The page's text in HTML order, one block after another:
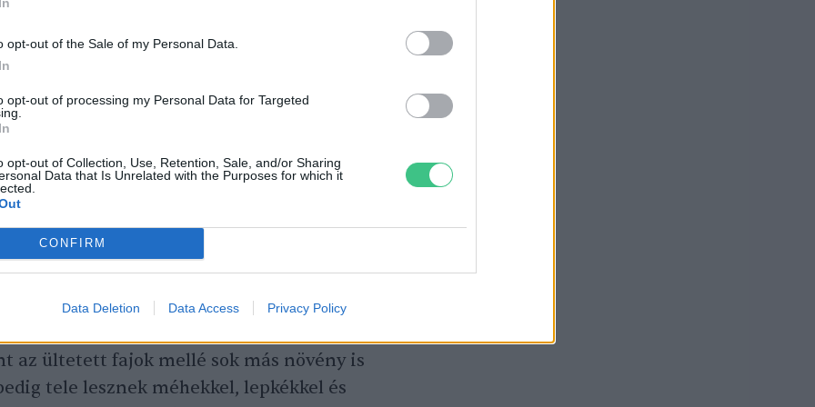
opt-out of the Sale of my Personal Data.
opt-out of processing my Personal Data for Targeted
opt-out of Collection, Use, Retention, Sale, and/or Sharing
Data that Is Unrelated with the Purposes for which it
CONFIRM
Data Deletion Data Access Privacy Policy
funkciója
is. Ilyen szolgáltatás
kerülő szigetek meglehetősen nagyok.
magjait tartalmazó keveréket
a Duna–Tisza közén természetesen
is. Többek között zsályát, szegfűt és
az ültetett fajok mellé sok más növény is
tele lesznek méhekkel, lepkékkel és